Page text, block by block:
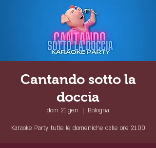
Cantando sotto la
doccia
dom 21 gen
  |
Bologna
Karaoke Party, tutte le domeniche dalle ore 21.00